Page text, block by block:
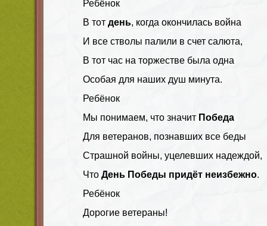
Ребёнок
В тот день, когда окончилась война
И все стволы палили в счет салюта,
В тот час на торжестве была одна
Особая для наших душ минута.
Ребёнок
Мы понимаем, что значит Победа
Для ветеранов, познавших все беды
Страшной войны, уцелевших надеждой,
Что День Победы придёт неизбежно.
Ребёнок
Дорогие ветераны!